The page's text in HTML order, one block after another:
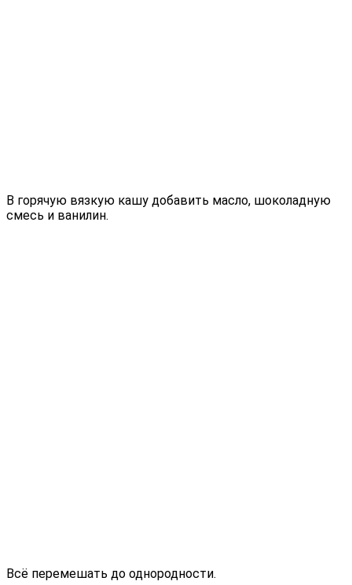
В горячую вязкую кашу добавить масло, шоколадную
смесь и ванилин.
Всё перемешать до однородности.